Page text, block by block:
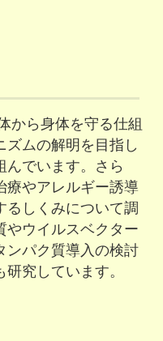
ら身体を守る仕組
ズムの解明を目指し
んでいます。さら
療やアレルギー誘導
るしくみについて調
やウイルスベクター
ンパク質導入の検討
究しています。